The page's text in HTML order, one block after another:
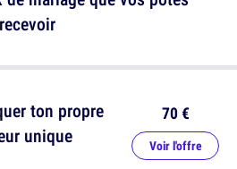
ton propre
unique
70 €
Voir l'offre